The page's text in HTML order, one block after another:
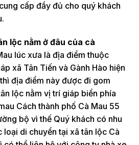
cấp đầy đủ cho quý khách
lộc nằm ở đâu của cà
lúc xưa là địa điểm thuộc
xã Tân Tiến và Gành Hào hiện
địa điểm này được đi gom
lộc nằm vị trí giáp biển phía
Cách thành phố Cà Mau 55
bộ vì thế Quý khách có nhu
loại di chuyển tại xã tân lộc Cà